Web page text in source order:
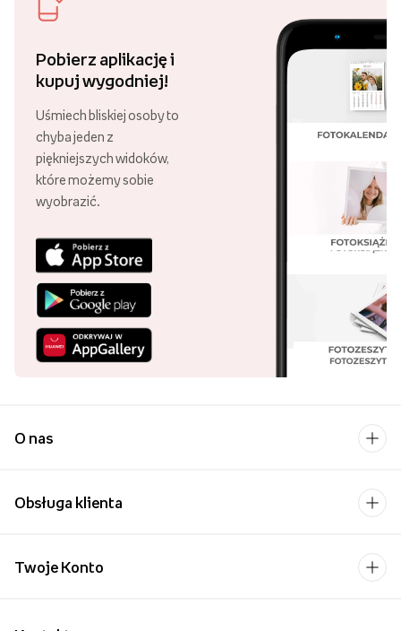
Pobierz aplikację i
kupuj wygodniej!
Uśmiech bliskiej osoby to
chyba jeden z
piękniejszych widoków,
które możemy sobie
wyobrazić.
O nas
Obsługa klienta
Twoje Konto